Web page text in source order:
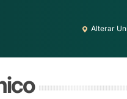
Alterar